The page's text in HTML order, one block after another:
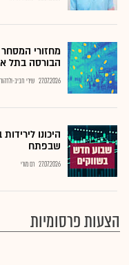
מחזורי
הבורסה בתל
27.07.2026 שירי חביב-
היכונו
שבפתח
27.07.2026 רם מורי
הצעות פרסומיות